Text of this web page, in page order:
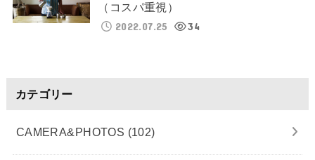
（コスパ重視）
2022.07.25
34
カテゴリー
CAMERA&PHOTOS (102)